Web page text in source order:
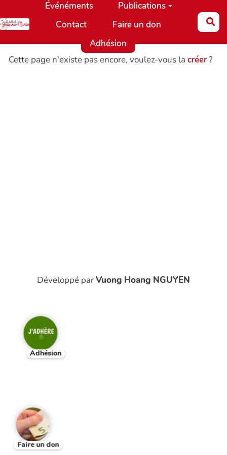
Aller au contenu principal
Événéments
Publications
Contact
Faire un don
Adhésion
Cette page n'existe pas encore, voulez-vous la créer?
Développé parVuong Hoang NGUYEN
Adhésion
Faire un don